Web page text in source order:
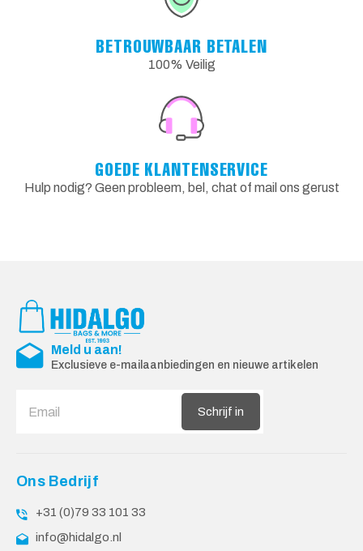
BETROUWBAAR BETALEN
100% Veilig
GOEDE KLANTENSERVICE
Hulp nodig? Geen probleem, bel, chat of mail ons gerust
Meld u aan!
Exclusieve e-mailaanbiedingen en nieuwe artikelen
Schrijf in
Ons Bedrijf
+31 (0)79 33 101 33
info@hidalgo.nl